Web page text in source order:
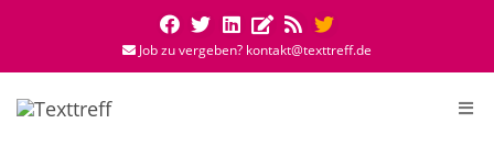
Job zu vergeben? kontakt@texttreff.de